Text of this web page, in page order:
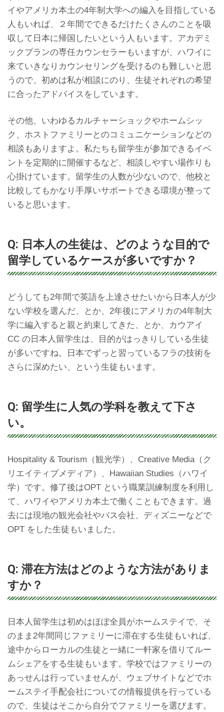
イやアメリカ本土の4年制大学への編入を目指している
人もいれば、２年間でできるだけたくさんのことを吸
収して日本に帰国したいという人もいます。アカデミ
ックプランの専任カウンセラーもいますが、ハワイに
来ていきなりカウンセリングを受けるのも難しいと思
うので、初めは私が相談にのり、生徒それぞれの希望
に合ったアドバイスをしています。
その他、いわゆるカルチャーショックやホームシッ
ク、ホストファミリーとのコミュニケーションなどの
相談もありますよ。私たちも留学生が参加できるイベ
ントを定期的に開催するなど、相談しやすい場作りも
心掛けています。留学生の人数が少ないので、他校と
比較してもかなり手厚いサポートできる環境が整って
いると思います。
Q: 日本人の生徒は、どのような目的で
留学しているケースが多いですか？
どうしても2年間で英語を上達させたいから日本人が少
ない学校を選んだ、とか、2年後にアメリカの4年制大
学に編入すると親と約束してきた、とか、カウアイ
CC の日本人留学生は、目的がはっきりしている生徒
が多いですね。日本でずっと習っているフラの技術を
さらに深めたい、という生徒もいます。
Q: 留学生に人気の学科を教えて下さ
い。
Hospitality & Tourism（観光学）、Creative Media（ク
リエイティブメディア）、Hawaiian Studies（ハワイ
学）です。修了後はOPT という職業訓練制度を利用し
て、ハワイやアメリカ本土で働くこともできます。過
去には現地の観光会社やバス会社、ディズニーなどで
OPT をした生徒もいました。
Q: 滞在方法はどのような方法がありま
すか？
日本人留学生は初めはほぼ全員がホームステイで、そ
のまま2年間同じファミリーに滞在する生徒もいれば、
途中からローカルの生徒と一緒に一軒家を借りてルー
ムシェアをする生徒もいます。学校ではファミリーの
あっせんは行っていませんが、ウェブサイトなどでホ
ームステイ手配会社についての情報提供を行っている
ので、生徒はそこから自分でファミリーを選びます。